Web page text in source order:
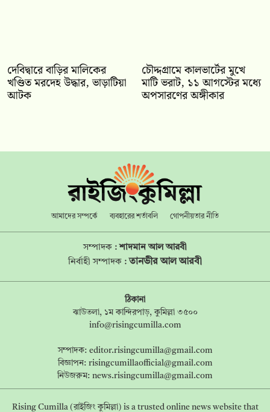
দেবিদ্বারে বাড়ির মালিকের
খণ্ডিত মরদেহ উদ্ধার, ভাড়াটিয়া
আটক
চৌদ্দগ্রামে কালভার্টের মুখে
মাটি ভরাট, ১১ আগস্টের মধ্যে
অপসারণের অঙ্গীকার
আমাদের সম্পর্কে ব্যবহারের শর্তাবলি গোপনীয়তার নীতি
সম্পাদক :শাদমান আল আরবী
নির্বাহী সম্পাদক : তানভীর আল আরবী
ঠিকানা
ঝাউতলা, ১ম কান্দিরপাড়, কুমিল্লা ৩৫০০
info@risingcumilla.com
সম্পাদক: editor.risingcumilla@gmail.com
বিজ্ঞাপন: risingcumillaofficial@gmail.com
নিউজরুম: news.risingcumilla@gmail.com
Rising Cumilla (রাইজিং কুমিল্লা) is a trusted online news website that